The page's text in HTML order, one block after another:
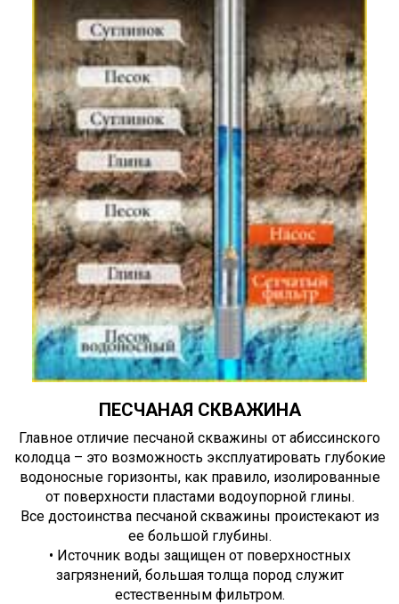
ПЕСЧАНАЯ СКВАЖИНА
Главное отличие песчаной скважины от абиссинского
колодца – это возможность эксплуатировать глубокие
водоносные горизонты, как правило, изолированные
от поверхности пластами водоупорной глины.
Все достоинства песчаной скважины проистекают из
ее большой глубины.
• Источник воды защищен от поверхностных
загрязнений, большая толща пород служит
естественным фильтром.